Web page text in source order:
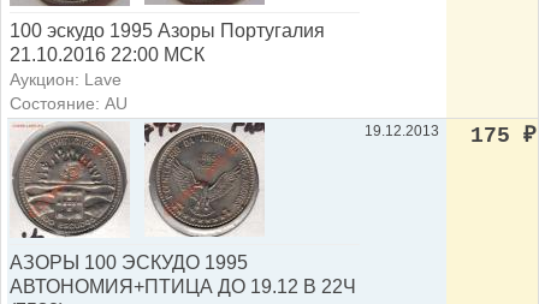
100 эскудо 1995 Азоры Португалия
21.10.2016 22:00 МСК
Аукцион: Lave
Состояние: AU
АЗОРЫ 100 ЭСКУДО 1995
АВТОНОМИЯ+ПТИЦА ДО 19.12 В 22Ч
19.12.2013 175 ₽